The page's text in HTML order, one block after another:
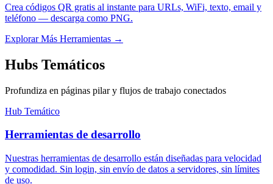
Crea códigos QR gratis al instante para URLs, WiFi, texto, email y
teléfono — descarga como PNG.
Explorar Más Herramientas →
Hubs Temáticos
Profundiza en páginas pilar y flujos de trabajo conectados
Hub Temático
Herramientas de desarrollo
Nuestras herramientas de desarrollo están diseñadas para velocidad
y comodidad. Sin login, sin envío de datos a servidores, sin límites
de uso.